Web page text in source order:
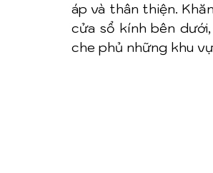
áp và thân thiện.
cửa sổ kính bên
che phủ những khu